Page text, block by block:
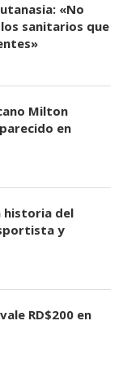
«No
sanitarios que
Milton
en
historia del
y
RD$200 en